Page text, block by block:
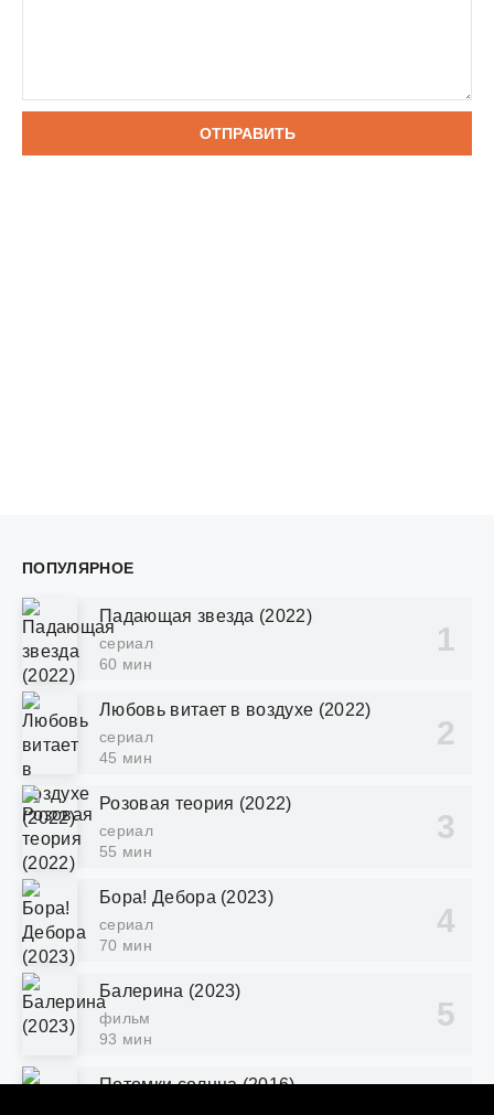
ОТПРАВИТЬ
ПОПУЛЯРНОЕ
Падающая звезда (2022)
сериал
60 мин
Любовь витает в воздухе (2022)
сериал
45 мин
Розовая теория (2022)
сериал
55 мин
Бора! Дебора (2023)
сериал
70 мин
Балерина (2023)
фильм
93 мин
Потомки солнца (2016)